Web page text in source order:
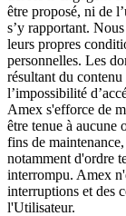
être proposé, ni de
s’y rapportant.
leurs propres
personnelles. Les
résultant du
l’impossibilité
Amex s'efforce de
être tenue à aucune
fins de
notamment d'ordre
interrompu. Amex
interruptions et des
l'Utilisateur.